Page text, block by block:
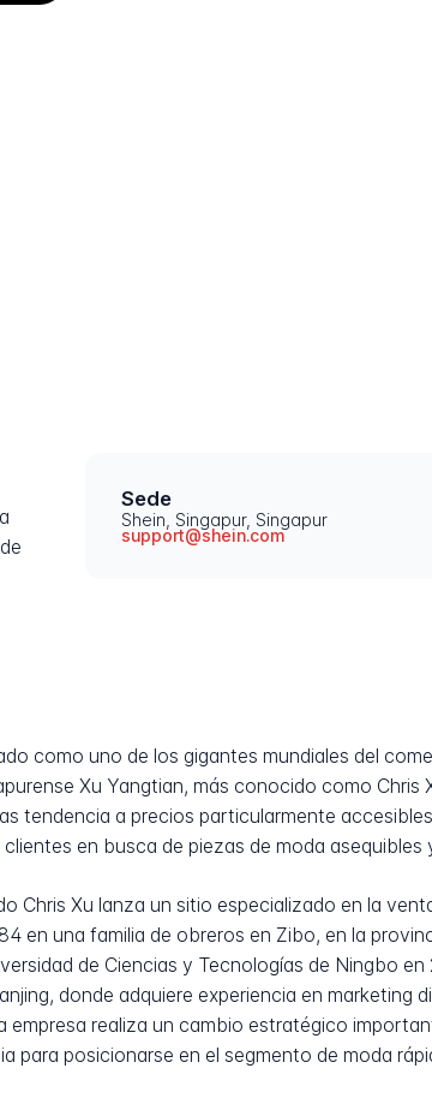
Sede
Shein, Singapur, Singapur
support@shein.com
como uno de los gigantes mundiales del
Xu Yangtian, más conocido como Chris
tendencia a precios particularmente
en busca de piezas de moda
Chris Xu lanza un sitio especializado en la
en una familia de obreros en Zibo, en la
de Ciencias y Tecnologías de Ningbo en
donde adquiere experiencia en marketing
realiza un cambio estratégico
para posicionarse en el segmento de moda